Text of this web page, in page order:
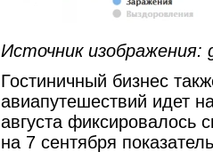
Источник изображения:
Гостиничный бизнес
авиапутешествий идет
августа
на 7 сентября